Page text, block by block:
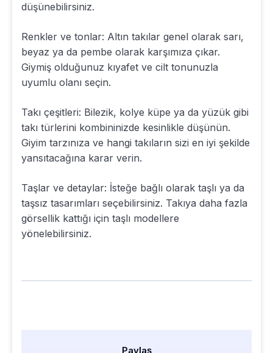
düşünebilirsiniz.
Renkler ve tonlar: Altın takılar genel olarak sarı,
beyaz ya da pembe olarak karşımıza çıkar.
Giymiş olduğunuz kıyafet ve cilt tonunuzla
uyumlu olanı seçin.
Takı çeşitleri: Bilezik, kolye küpe ya da yüzük gibi
takı türlerini kombininizde kesinlikle düşünün.
Giyim tarzınıza ve hangi takıların sizi en iyi şekilde
yansıtacağına karar verin.
Taşlar ve detaylar: İsteğe bağlı olarak taşlı ya da
taşsız tasarımları seçebilirsiniz. Takıya daha fazla
görsellik kattığı için taşlı modellere
yönelebilirsiniz.
Paylaş